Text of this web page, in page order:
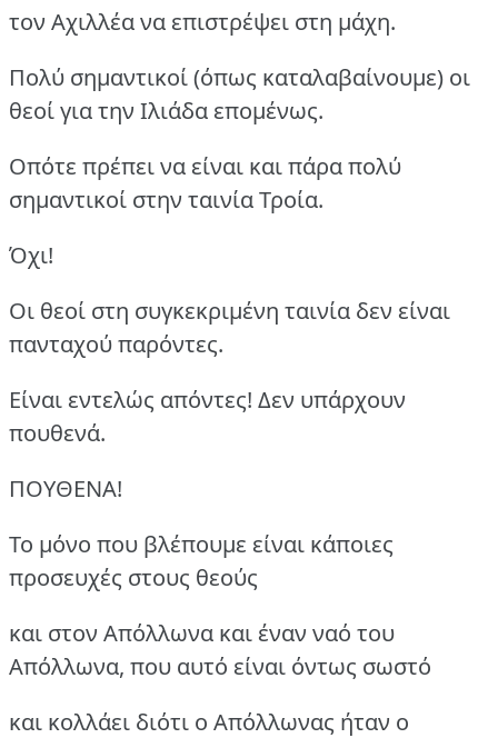
τον Αχιλλέα να επιστρέψει στη μάχη.
Πολύ σημαντικοί (όπως καταλαβαίνουμε) οι
θεοί για την Ιλιάδα επομένως.
Οπότε πρέπει να είναι και πάρα πολύ
σημαντικοί στην ταινία Τροία.
Όχι!
Οι θεοί στη συγκεκριμένη ταινία δεν είναι
πανταχού παρόντες.
Είναι εντελώς απόντες! Δεν υπάρχουν
πουθενά.
ΠΟΥΘΕΝΑ!
Το μόνο που βλέπουμε είναι κάποιες
προσευχές στους θεούς
και στον Απόλλωνα και έναν ναό του
Απόλλωνα, που αυτό είναι όντως σωστό
και κολλάει διότι ο Απόλλωνας ήταν ο